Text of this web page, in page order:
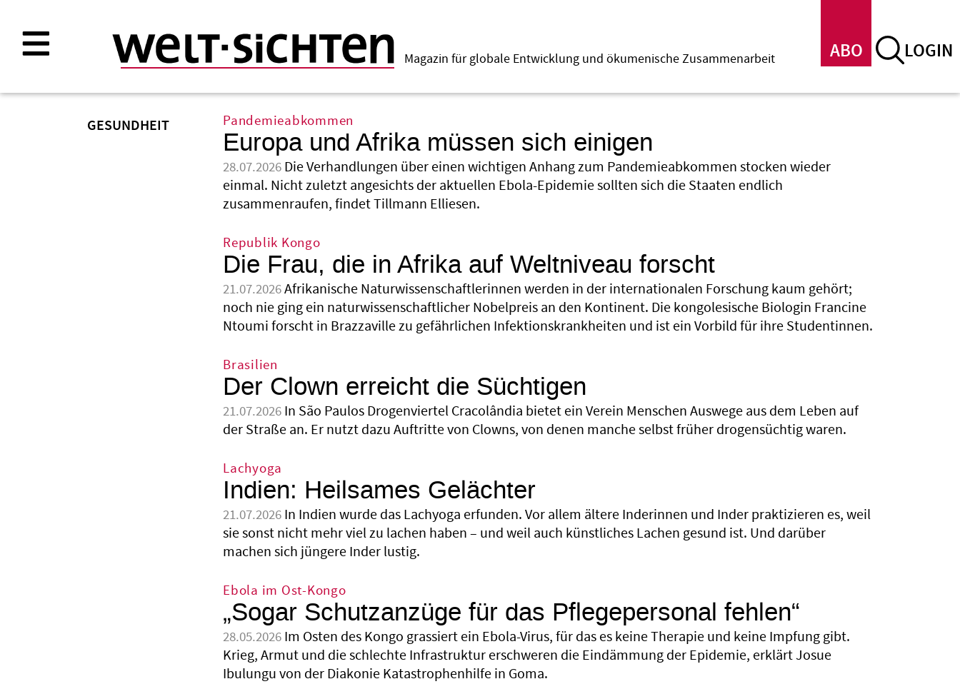
Inhalt
ABO LOGIN
Magazin für globale Entwicklung und ökumenische Zusammenarbeit
GESUNDHEIT Pandemieabkommen
Europa und Afrika müssen sich einigen
28.07.2026 Die Verhandlungen über einen wichtigen Anhang zum Pandemieabkommen stocken wieder
einmal. Nicht zuletzt angesichts der aktuellen Ebola-Epidemie sollten sich die Staaten endlich
zusammenraufen, findet Tillmann Elliesen.
Republik Kongo
Die Frau, die in Afrika auf Weltniveau forscht
21.07.2026Afrikanische Naturwissenschaftlerinnen werden in der internationalen Forschung kaum gehört;
noch nie ging ein naturwissenschaftlicher Nobelpreis an den Kontinent. Die kongolesische Biologin Francine
Ntoumi forscht in Brazzaville zu gefährlichen Infektionskrankheiten und ist ein Vorbild für ihre Studentinnen.
Brasilien
Der Clown erreicht die Süchtigen
21.07.2026 In São Paulos Drogenviertel Cracolândia bietet ein Verein Menschen Auswege aus dem Leben auf
der Straße an. Er nutzt dazu Auftritte von Clowns, von denen manche selbst früher drogensüchtig waren.
Lachyoga
Indien: Heilsames Gelächter
21.07.2026 In Indien wurde das Lachyoga erfunden. Vor allem ältere Inderinnen und Inder praktizieren es, weil
sie sonst nicht mehr viel zu lachen haben – und weil auch künstliches Lachen gesund ist. Und darüber
machen sich jüngere Inder lustig.
Ebola im Ost-Kongo
„Sogar Schutzanzüge für das Pflegepersonal fehlen“
28.05.2026 Im Osten des Kongo grassiert ein Ebola-Virus, für das es keine Therapie und keine Impfung gibt.
Krieg, Armut und die schlechte Infrastruktur erschweren die Eindämmung der Epidemie, erklärt Josue
Ibulungu von der Diakonie Katastrophenhilfe in Goma.